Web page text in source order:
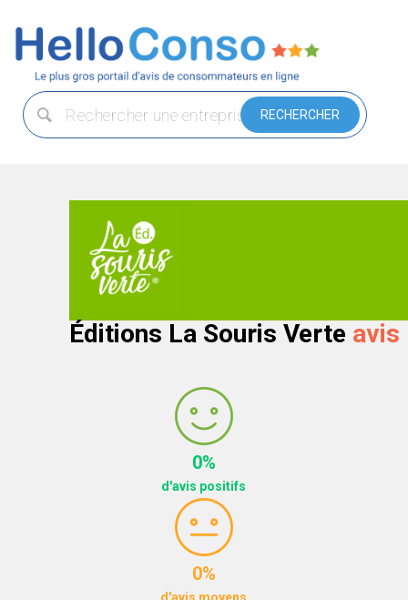
Éditions La Souris Verte avis
0%
d'avis positifs
0%